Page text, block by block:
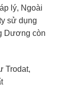
lý, Ngoài
sử dụng
Dương còn
Trodat,